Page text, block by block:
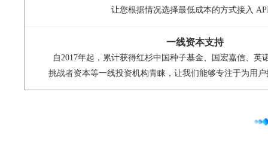
让您根据情况选择最低成本的方式接入
一线资本支持
自2017年起，累计获得红杉中国种子基金、国宏嘉信、英
挑战者资本等一线投资机构青睐，让我们能够专注于为用